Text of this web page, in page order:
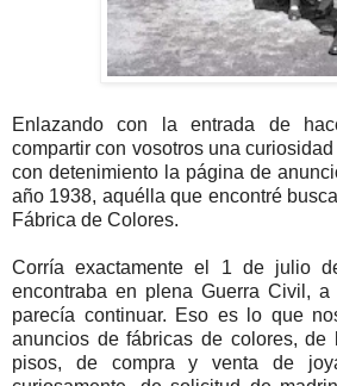
Enlazando con la entrada de
compartir con vosotros una
con detenimiento la página de
año 1938, aquélla que encontré
Fábrica de Colores.
Corría exactamente el 1 de julio
encontraba en plena Guerra Civil,
parecía continuar. Eso es lo que
anuncios de fábricas de colores, de
pisos, de compra y venta de